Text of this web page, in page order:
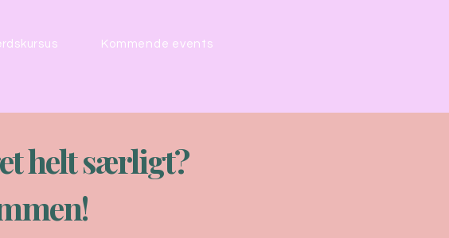
Kommende events
helt særligt?